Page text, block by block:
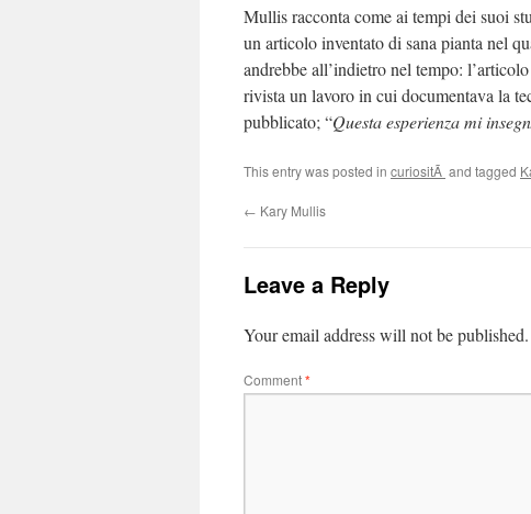
Mullis racconta come ai tempi dei suoi
un articolo inventato di sana pianta nel
andrebbe all’indietro nel tempo:
rivista un lavoro in cui documentava la
pubblicato; “Questa esperienza mi
This entry was posted in curiositÃ and tagged
← Kary Mullis
Leave a Reply
Your email address will not be published.
Comment*